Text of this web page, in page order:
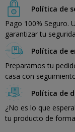
Política de
Pago 100% Seguro.
garantizar tu
Política de
Preparamos tu
casa con
Política de
¿No es lo que
tu producto de